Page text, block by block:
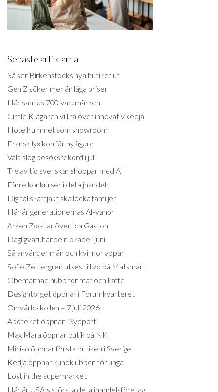
Senaste artiklarna
Så ser Birkenstocks nya butiker ut
Gen Z söker mer än låga priser
Här samlas 700 varumärken
Circle K-ägaren vill ta över innovativ kedja
Hotellrummet som showroom
Fransk lyxikon får ny ägare
Väla slog besöksrekord i juli
Tre av tio svenskar shoppar med AI
Färre konkurser i detaljhandeln
Digital skattjakt ska locka familjer
Här är generationernas AI-vanor
Arken Zoo tar över Ica Gaston
Dagligvaruhandeln ökade i juni
Så använder män och kvinnor appar
Sofie Zettergren utses till vd på Matsmart
Obemannad hubb för mat och kaffe
Designtorget öppnar i Forumkvarteret
Omvärldskollen – 7 juli 2026
Apoteket öppnar i Sydport
Max Mara öppnar butik på NK
Miniso öppnar första butiken i Sverige
Kedja öppnar kundklubben för unga
Lost in the supermarket
Här är USA:s största detaljhandelsföretag